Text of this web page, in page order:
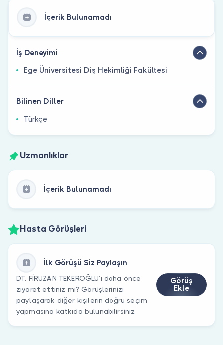
İçerik Bulunamadı
İş Deneyimi
Ege Üniversitesi Diş Hekimliği Fakültesi
Bilinen Diller
Türkçe
Uzmanlıklar
İçerik Bulunamadı
Hasta Görüşleri
İlk Görüşü Siz Paylaşın
DT. FİRUZAN TEKEROĞLU’ı daha önce
ziyaret ettiniz mi? Görüşlerinizi
paylaşarak diğer kişilerin doğru seçim
yapmasına katkıda bulunabilirsiniz.
Görüş
Ekle